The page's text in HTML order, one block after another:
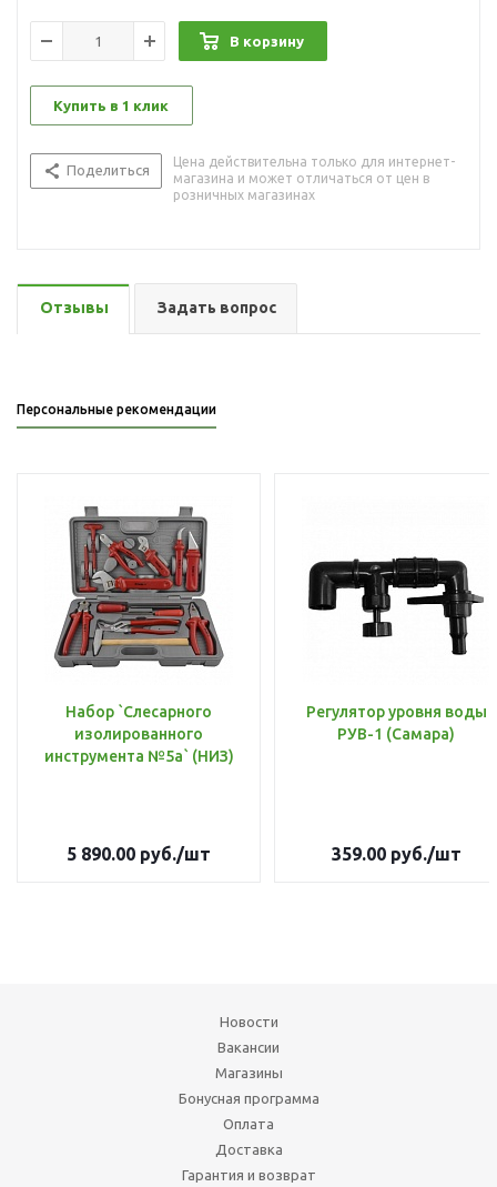
В корзину
Купить в 1 клик
Поделиться
Цена действительна только для интернет-
магазина и может отличаться от цен в
розничных магазинах
Отзывы Задать вопрос
Персональные рекомендации
Набор `Слесарного
изолированного
инструмента №5а` (НИЗ)
5 890.00 руб./шт
Регулятор уровня воды
РУВ-1 (Самара)
359.00руб./шт
Новости
Вакансии
Магазины
Бонусная программа
Оплата
Доставка
Гарантия и возврат